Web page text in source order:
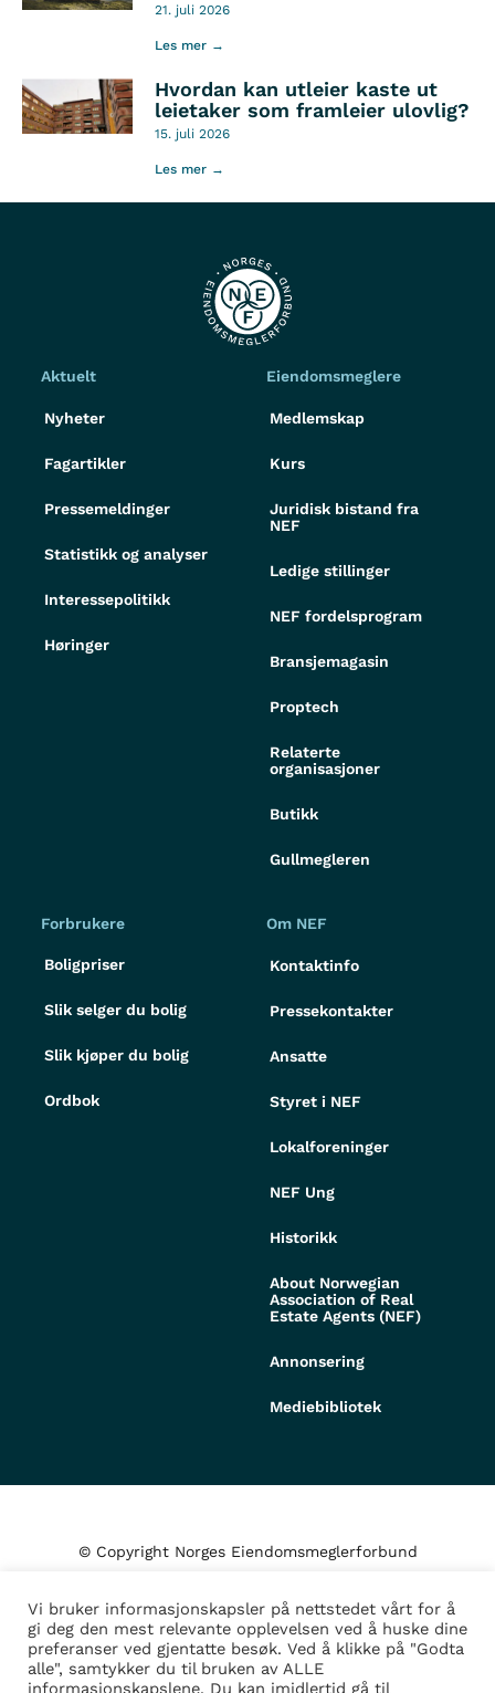
21. juli 2026
Les mer →
Hvordan kan utleier kaste ut
leietaker som framleier ulovlig?
15. juli 2026
Les mer →
Aktuelt
Nyheter
Fagartikler
Pressemeldinger
Statistikk og analyser
Interessepolitikk
Høringer
Eiendomsmeglere
Medlemskap
Kurs
Juridisk bistand fra
NEF
Ledige stillinger
NEF fordelsprogram
Bransjemagasin
Proptech
Relaterte
organisasjoner
Butikk
Gullmegleren
Forbrukere
Boligpriser
Slik selger du bolig
Slik kjøper du bolig
Ordbok
Om NEF
Kontaktinfo
Pressekontakter
Ansatte
Styret i NEF
Lokalforeninger
NEF Ung
Historikk
About Norwegian
Association of Real
Estate Agents (NEF)
Annonsering
Mediebibliotek
© Copyright Norges Eiendomsmeglerforbund
Personvern og cookies
Administrer samtykke
Vi bruker informasjonskapsler på nettstedet vårt for å
gi deg den mest relevante opplevelsen ved å huske dine
preferanser ved gjentatte besøk. Ved å klikke på "Godta
alle", samtykker du til bruken av ALLE
informasjonskapslene. Du kan imidlertid gå til